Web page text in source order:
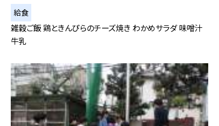
給食
雑穀ご飯 鶏ときんぴらのチーズ焼き わかめサラダ 味噌汁
牛乳